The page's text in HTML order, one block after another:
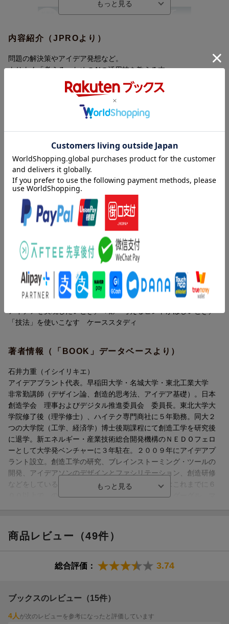
分析、発想、発展、具体化、検証、予測……
思考のプロが実践している「深く考える」ためのAIの使い方!!
★AIを使ってあらゆる課題を解決する56の技法を紹介!!
★56技法のプロンプトは、すべてダウンロード可能!!
★無料版、最新版のAIに完全対応
★この本が、あなたの人生から「悩む時間」を消し去ります!!
15万部ベストセラー『考具』の著者 加藤昌治氏が全面監修!!
「AIの力、すごすぎる。これを使えば誰でも“考える天才”になれ
います。
→ 技法10 異質の取り入れ
「ひと言のアイデアを膨らませたい」
→ 技法24 アイデアスケッチ
内容紹介（JPROより）
問題の解決策やアイデア発想など。
よりよく「考える」ためのAIの活用技を教える本。
本書は、発想術の専門家である著者がこれまでに生み出してきた
「発想の技法」を、AIで再現できるようにしたものです。本書で
紹介する技法と、それぞれの「指示文」を活用すれば、AIから自
既存の「AI本」は、どれも仕事の「自動化」や「効率化」のため
の活用法です。Excelのマクロを組んだり、社内資料を作成した
り。そういった単純作業を効率化することで生まれた時間を使っ
て、人間は「考えること」に時間を使おう、というのがこれまで
の論調です。
しかし本書は、創造的な「考える」ことにこそ、AIの力は活用で
きると主張します。アイデアとは「異なる要素どうしの組み合わ
せ」であるため、AIをうまく活用し、膨大な「情報」を適切に引
き出し、組み合わせの「型」を応用することで、「素晴らしい答
え」を得ることができます。
実際、すでに一部の人にとっては「AIを使って考える」ことはス
る」ことは、今で言う「ネットを使って調べる」のと同じくら
い、当たり前の行為になるでしょう。
「考える」ことにAIを活用する本はまだありません。本書がその
内容紹介（「BOOK」データベースより）
これは、「ＡＩを使うための本」ではありません。これからの時
代で必須となる「考えるスキル」を得るための本です。
「ＡＩを使って考える」とは？ チュートリアル／１部 すぐに
アイデアがほしいとき／２部 アイデアを磨きたいとき／３部
「技法」を使いこなす ケーススタディ
著者情報（「BOOK」データベースより）
石井力重（イシイリキエ）
アイデアプラント代表。早稲田大学・名城大学・東北工業大学
非常勤講師（デザイン論、創造的思考法、アイデア基礎）。日本
創造学会 理事およびデジタル推進委員会 委員長。東北大学大
学院修了後（理学修士）、ハイテク専門商社に５年勤務。同大２
つの大学院（工学、経済学）博士後期課程にて創造工学を研究後
に退学。新エネルギー・産業技術総合開発機構のＮＥＤＯフェロ
ーとして大学発ベンチャーに３年駐在。２００９年にアイデアプ
ラント設立。創造工学の研究、ブレインストーミング・ツールの
開発、アイデアソンのデザインとファシリテーション、創造研修
などをしている。研修を実施した企業、教育機関はこれまでに６
００以上で、のべ２万人以上が参加。実施企業は、グーグル、マ
受賞。発想を引き出す専用メモ紙「ｎｅｋｏｎｏｔｅ」が日本創
造学会学会賞受賞
加藤昌治（カトウマサハル）
とマネジメントの両面から課題解決を実現する情報戦略・企画の
されていたものです）
商品レビュー（49件）
総合評価： 3.74
ブックスのレビュー（15件）
4人 が次のレビューを参考になったと評価しています